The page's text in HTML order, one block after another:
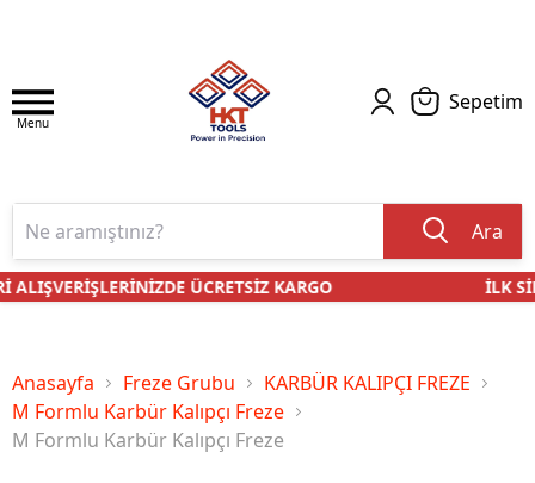
Menu
Sepetim
Ara
ÜCRETSİZ KARGO İLK
Anasayfa Freze Grubu
KARBÜR KALIPÇI FREZE
M Formlu Karbür Kalıpçı Freze
M Formlu Karbür Kalıpçı Freze